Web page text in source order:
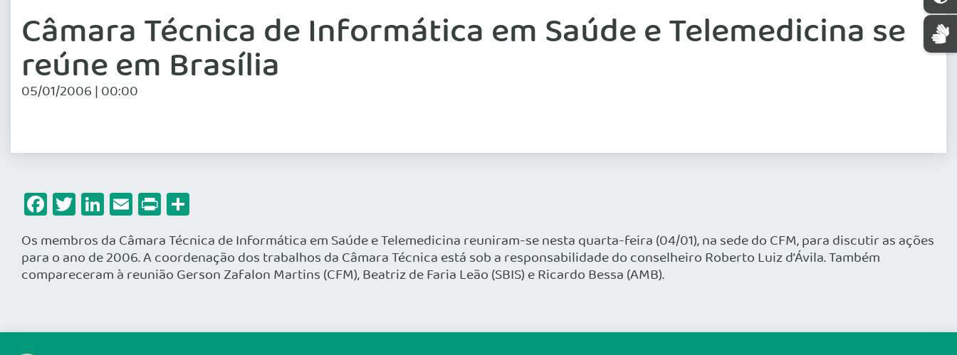
Câmara Técnica de Informática em Saúde e Telemedicina se
reúne em Brasília
05/01/2006 | 00:00
Facebook
Twitter
LinkedIn
Email
Print
Os membros da Câmara Técnica de Informática em Saúde e Telemedicina reuniram-se nesta quarta-feira (04/01), na sede do CFM, para discutir as ações
para o ano de 2006. A coordenação dos trabalhos da Câmara Técnica está sob a responsabilidade do conselheiro Roberto Luiz d’Ávila. Também
compareceram à reunião Gerson Zafalon Martins (CFM), Beatriz de Faria Leão (SBIS) e Ricardo Bessa (AMB).